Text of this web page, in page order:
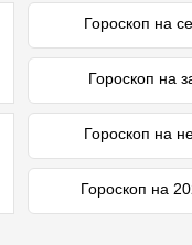
Гороскоп на
Гороскоп на
Гороскоп на
Гороскоп на